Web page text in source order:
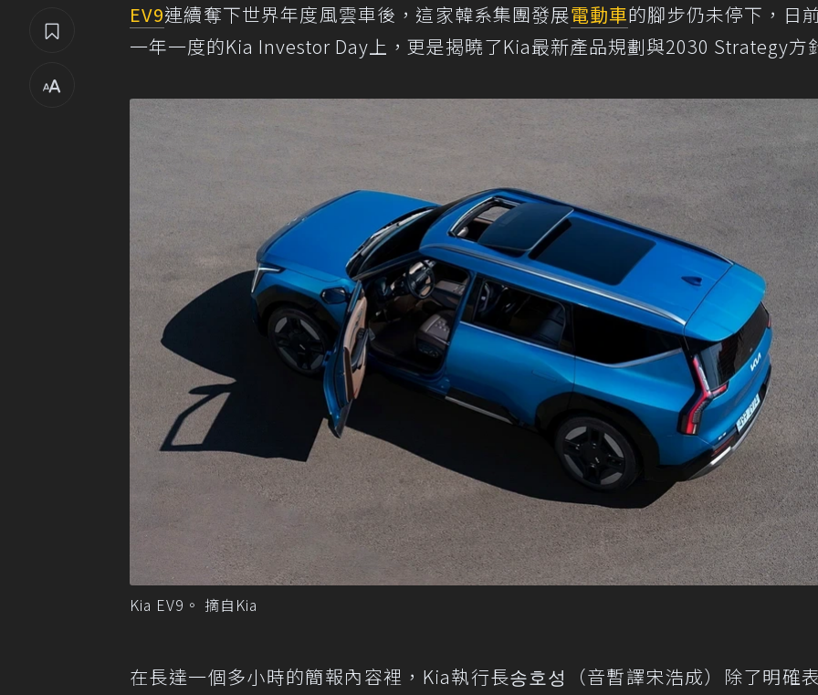
EV9連續奪下世界年度風雲車後，這家韓系集團發展電動車的腳步仍未停下，日
一年一度的Kia Investor Day上，更是揭曉了Kia最新產品規劃與2030 Strategy方
Kia EV9。 摘自Kia
在長達一個多小時的簡報內容裡，Kia執行長송호성（音暫譯宋浩成）除了明確